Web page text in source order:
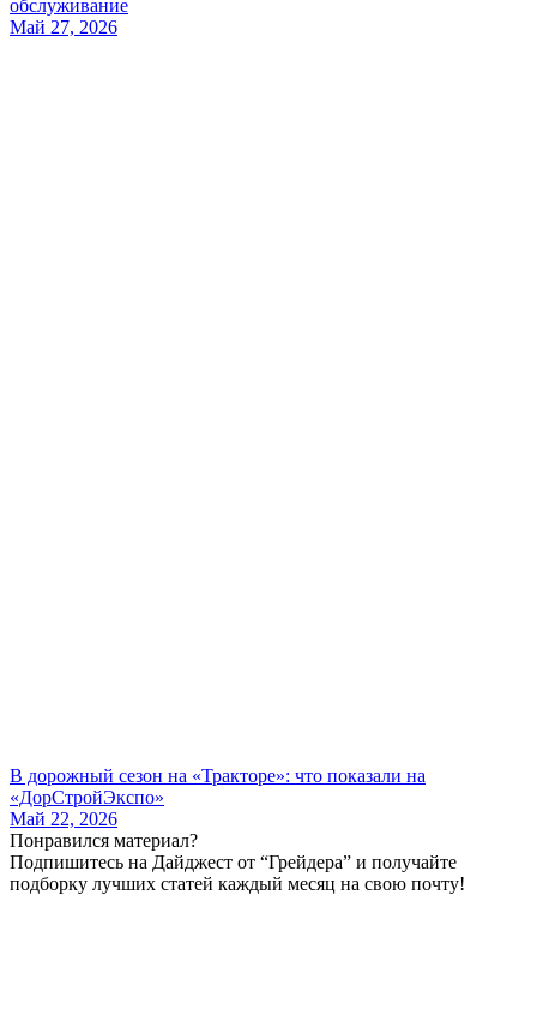
обслуживание
Май 27, 2026
В дорожный сезон на «Тракторе»: что показали на
«ДорСтройЭкспо»
Май 22, 2026
Понравился материал?
Подпишитесь на Дайджест от “Грейдера” и получайте
подборку лучших статей каждый месяц на свою почту!